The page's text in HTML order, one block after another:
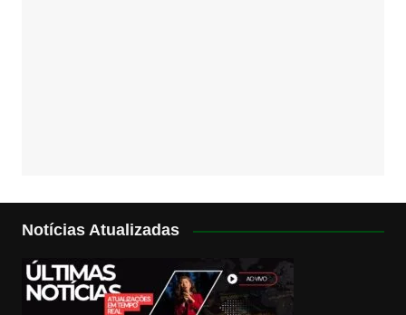
Notícias Atualizadas